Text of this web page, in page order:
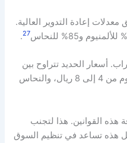
إعادة التدوير العالية.
27
.
أسعار الحديد تتراوح بين
1.2 و2.5 ريال للكيلو. أسعار الألمنيوم من 4 إلى 8 ريال، والنحاس
هذه القوانين. هذا لتجنب
هذه تساعد في تنظيم السوق